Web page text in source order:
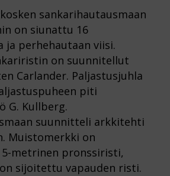
sankarihautausmaan
on siunattu 16
ja perhehautaan viisi.
on suunnitellut
Carlander. Paljastusjuhla
piti
G. Kullberg.
suunnitteli arkkitehti
Muistomerkki on
metrinen pronssiristi,
sijoitettu vapauden risti.